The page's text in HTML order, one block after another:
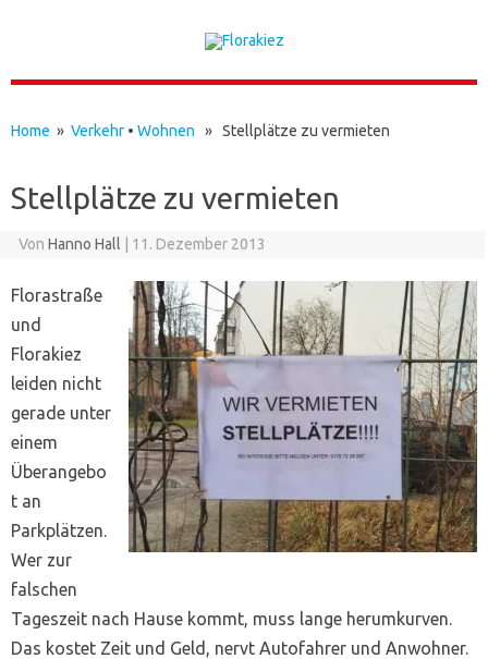
Skip to content
Home » Verkehr • Wohnen » Stellplätze zu vermieten
Stellplätze zu vermieten
Von Hanno Hall 11. Dezember 2013
Florastraße
und
Florakiez
leiden nicht
gerade unter
einem
Überangebo
t an
Parkplätzen.
Wer zur
falschen
Tageszeit nach Hause kommt, muss lange herumkurven.
Das kostet Zeit und Geld, nervt Autofahrer und Anwohner.